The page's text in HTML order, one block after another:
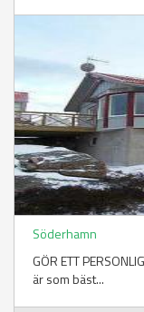
Söderhamn
GÖR ETT
är som bäst...